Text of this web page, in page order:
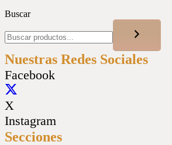
Buscar
Nuestras Redes Sociales
Facebook
X
Instagram
Secciones